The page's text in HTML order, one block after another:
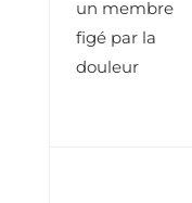
un membre
figé par la
douleur